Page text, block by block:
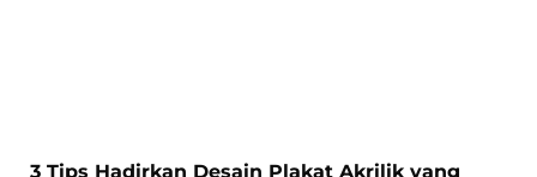
3 Tips Hadirkan Desain Plakat Akrilik yang